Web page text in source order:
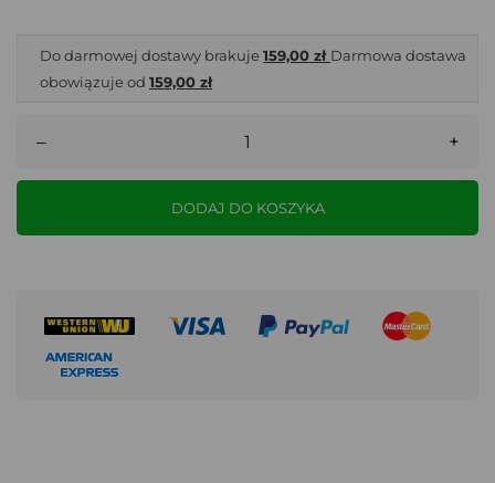
Do darmowej dostawy brakuje 159,00 zł Darmowa dostawa
obowiązuje od 159,00 zł
– +
DODAJ DO KOSZYKA